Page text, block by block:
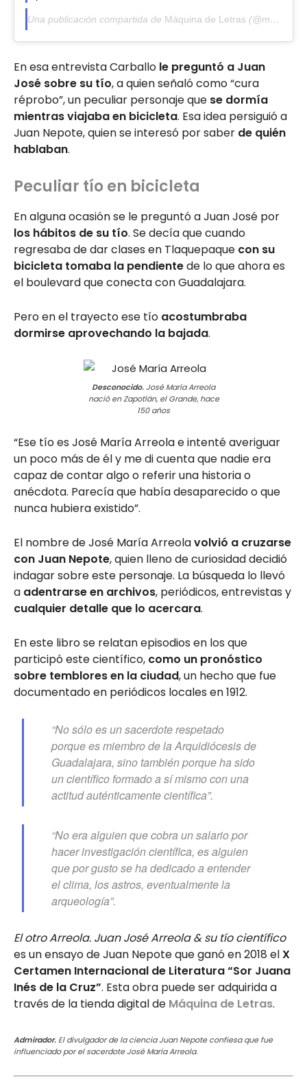
Una publicación compartida de Máquina de Letras (@maquinadeletras) el
En esa entrevista Carballo le preguntó a Juan
José sobre su tío, a quien señaló como “cura
réprobo”, un peculiar personaje que se dormía
mientras viajaba en bicicleta. Esa idea persiguió a
Juan Nepote, quien se interesó por saber de quién
hablaban.
Peculiar tío en bicicleta
En alguna ocasión se le preguntó a Juan José por
los hábitos de su tío. Se decía que cuando
regresaba de dar clases en Tlaquepaque con su
bicicleta tomaba la pendientede lo que ahora es
el boulevard que conecta con Guadalajara.
Pero en el trayecto ese tío acostumbraba
dormirse aprovechando la bajada.
Desconocido. José María Arreola
nació en Zapotlán, el Grande, hace
150 años
“Ese tío es José María Arreola e intenté averiguar
un poco más de él y me di cuenta que nadie era
capaz de contar algo o referir una historia o
anécdota. Parecía que había desaparecido o que
nunca hubiera existido”.
El nombre de José María Arreolavolvió a cruzarse
con Juan Nepote, quien lleno de curiosidad decidió
indagar sobre este personaje. La búsqueda lo llevó
a adentrarse en archivos, periódicos, entrevistas y
cualquier detalle que lo acercara.
En este libro se relatan episodios en los que
participó este científico, como un pronóstico
sobre temblores en la ciudad, un hecho que fue
documentado en periódicos locales en 1912.
“No sólo es un sacerdote respetado
porque es miembro de la Arquidiócesis de
Guadalajara, sino también porque ha sido
un científico formado a sí mismo con una
actitud auténticamente científica”.
“No era alguien que cobra un salario por
hacer investigación científica, es alguien
que por gusto se ha dedicado a entender
el clima, los astros, eventualmente la
arqueología”.
El otro Arreola. Juan José Arreola & su tío científico
es un ensayo de Juan Nepote que ganó en 2018 elX
Certamen Internacional de Literatura “Sor Juana
Inés de la Cruz”. Esta obra puede ser adquirida a
través de la tienda digital de Máquina de Letras.
Admirador. El divulgador de la ciencia Juan Nepote confiesa que fue
influenciado por el sacerdote José María Arreola.